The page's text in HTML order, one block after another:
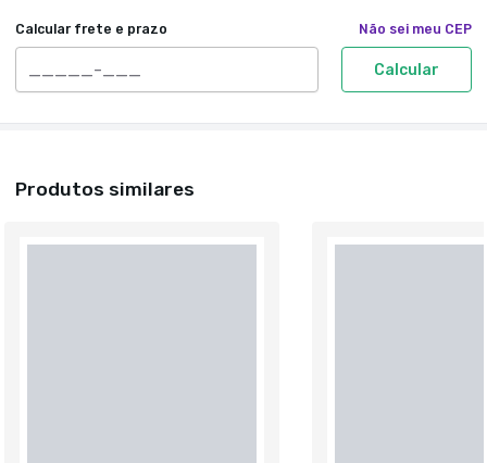
Calcular frete e prazo Não sei meu CEP
Calcular
Produtos similares